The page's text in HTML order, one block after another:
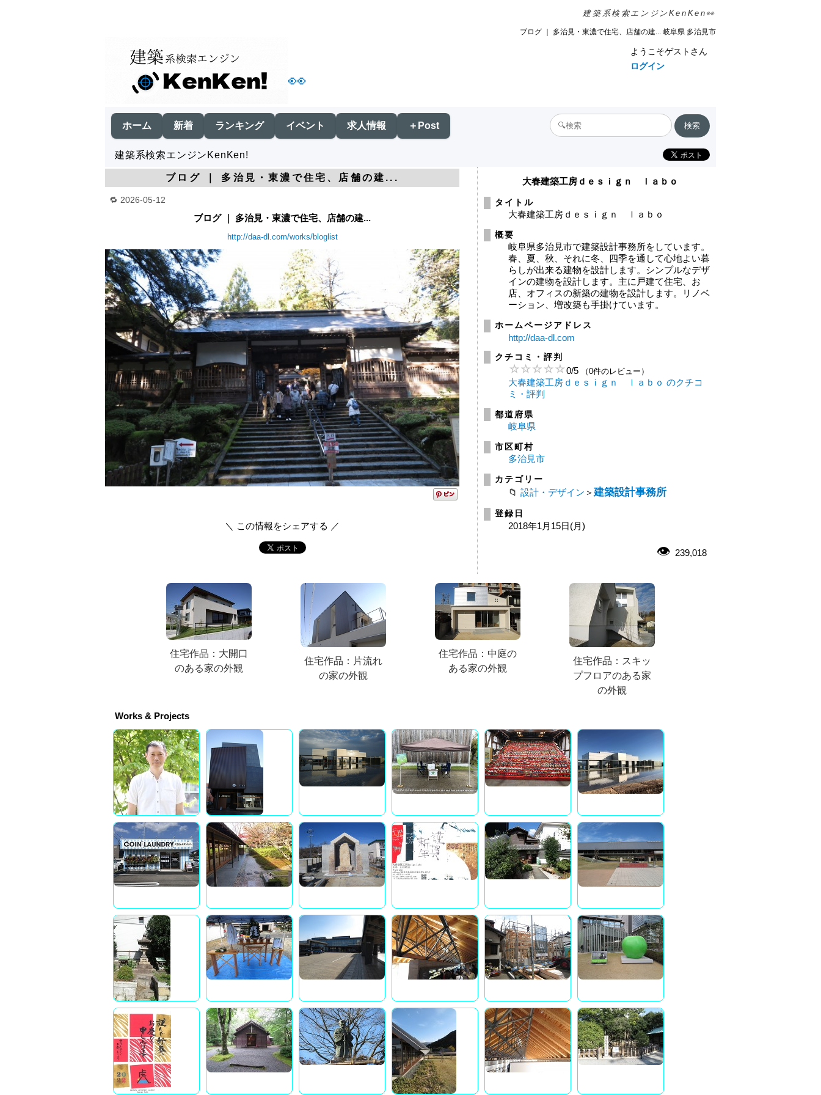
建築系検索エンジンKenKen👀
ブログ ｜ 多治見・東濃で住宅、店舗の建... 岐阜県 多治見市
👀
ようこそゲストさん
ログイン
ホーム 新着 ランキング イベント 求人情報 ＋Post
建築系検索エンジンKenKen!
ブログ ｜ 多治見・東濃で住宅、店舗の建...
2026-05-12
ブログ ｜ 多治見・東濃で住宅、店舗の建...
http://daa-dl.com/works/bloglist
＼ この情報をシェアする ／
大春建築工房ｄｅｓｉｇｎ ｌａｂｏ
タイトル
大春建築工房ｄｅｓｉｇｎ ｌａｂｏ
概要
岐阜県多治見市で建築設計事務所をしています。
春、夏、秋、それに冬、四季を通して心地よい暮
らしが出来る建物を設計します。シンプルなデザ
インの建物を設計します。主に戸建て住宅、お
店、オフィスの新築の建物を設計します。リノベ
ーション、増改築も手掛けています。
ホームページアドレス
http://daa-dl.com
クチコミ・評判
0/5 （0件のレビュー）
大春建築工房ｄｅｓｉｇｎ ｌａｂｏ のクチコ
ミ・評判
都道府県
岐阜県
市区町村
多治見市
カテゴリー
設計・デザイン ＞ 建築設計事務所
登録日
2018年1月15日(月)
239,018
住宅作品：大開口
のある家の外観
住宅作品：片流れ
の家の外観
住宅作品：中庭の
ある家の外観
住宅作品：スキッ
プフロアのある家
の外観
Works & Projects